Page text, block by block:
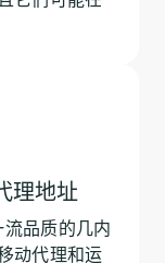
理地址
品质的几内
动代理和运